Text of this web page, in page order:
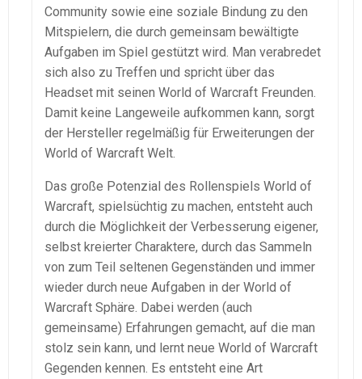
Community sowie eine soziale Bindung zu den
Mitspielern, die durch gemeinsam bewältigte
Aufgaben im Spiel gestützt wird. Man verabredet
sich also zu Treffen und spricht über das
Headset mit seinen World of Warcraft Freunden.
Damit keine Langeweile aufkommen kann, sorgt
der Hersteller regelmäßig für Erweiterungen der
World of Warcraft Welt.
Das große Potenzial des Rollenspiels World of
Warcraft, spielsüchtig zu machen, entsteht auch
durch die Möglichkeit der Verbesserung eigener,
selbst kreierter Charaktere, durch das Sammeln
von zum Teil seltenen Gegenständen und immer
wieder durch neue Aufgaben in der World of
Warcraft Sphäre. Dabei werden (auch
gemeinsame) Erfahrungen gemacht, auf die man
stolz sein kann, und lernt neue World of Warcraft
Gegenden kennen. Es entsteht eine Art